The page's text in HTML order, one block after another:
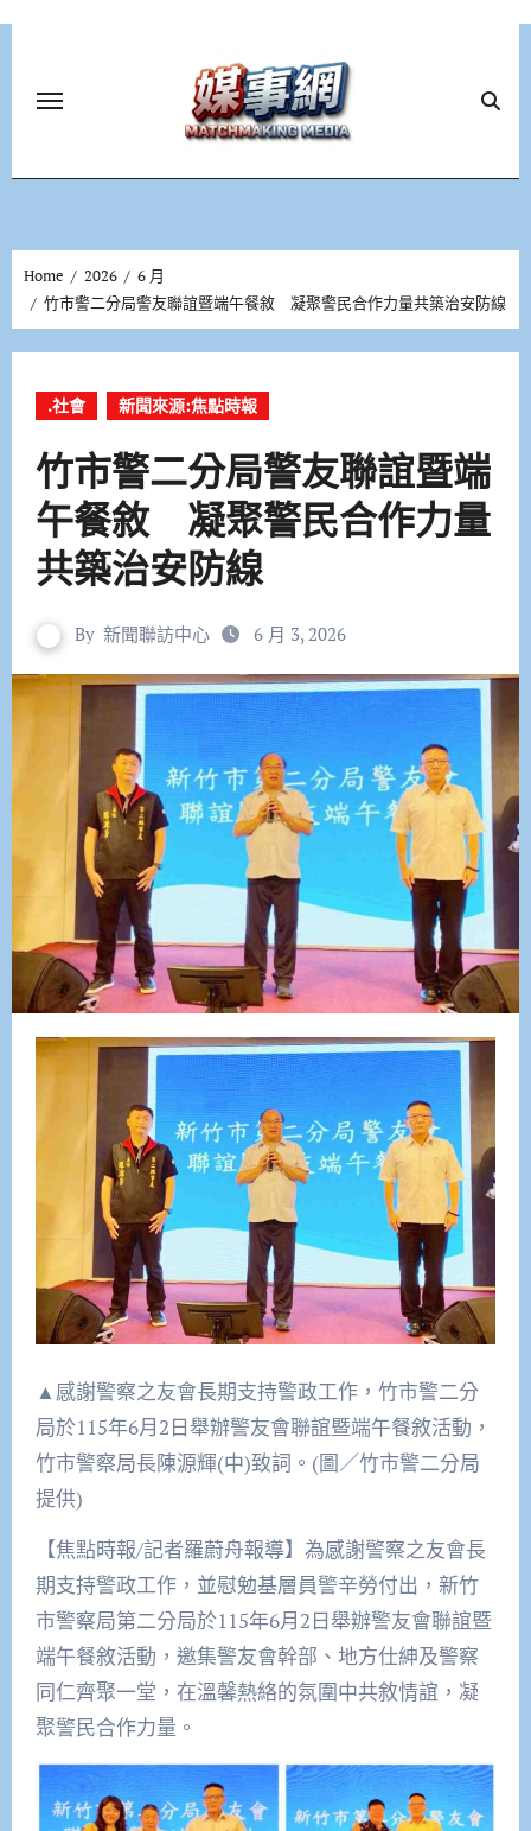
Home 2026
6 月
竹市警二分局警友聯誼暨端午餐敘 凝聚警民合作力量共築治安防線
.社會 新聞來源:焦點時報
竹市警二分局警友聯誼暨端
午餐敘 凝聚警民合作力量
共築治安防線
By 新聞聯訪中心 6 月 3, 2026
▲感謝警察之友會長期支持警政工作，竹市警二分
局於115年6月2日舉辦警友會聯誼暨端午餐敘活動，
竹市警察局長陳源輝(中)致詞。(圖／竹市警二分局
提供)
【焦點時報/記者羅蔚舟報導】為感謝警察之友會長
期支持警政工作，並慰勉基層員警辛勞付出，新竹
市警察局第二分局於115年6月2日舉辦警友會聯誼暨
端午餐敘活動，邀集警友會幹部、地方仕紳及警察
同仁齊聚一堂，在溫馨熱絡的氛圍中共敘情誼，凝
聚警民合作力量。